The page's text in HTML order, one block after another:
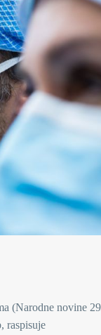
(Narodne novine
raspisuje